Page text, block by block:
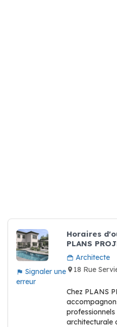
Signaler une
erreur
Horaires
PLANS
Architecte
18 Rue
Chez PLANS
architecturale